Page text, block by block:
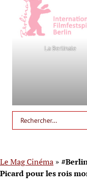
La Berlinale
Le Mag Cinéma »
Picard pour les rois